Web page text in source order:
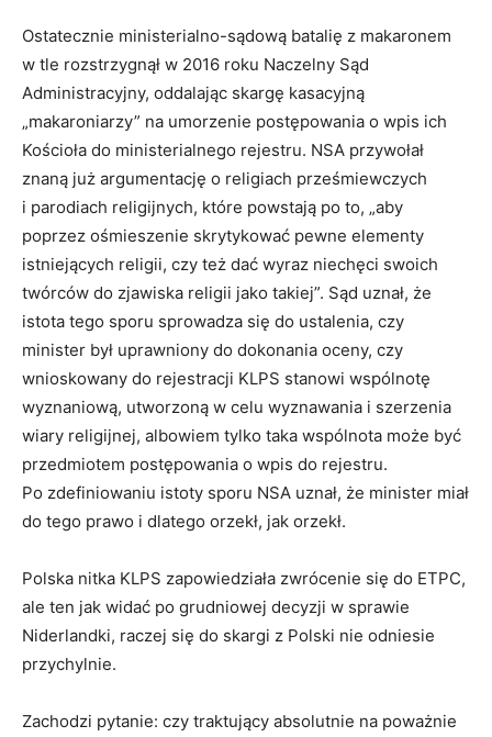
Ostatecznie ministerialno-sądową batalię z makaronem
w tle rozstrzygnął w 2016 roku Naczelny Sąd
Administracyjny, oddalając skargę kasacyjną
„makaroniarzy” na umorzenie postępowania o wpis ich
Kościoła do ministerialnego rejestru. NSA przywołał
znaną już argumentację o religiach prześmiewczych
i parodiach religijnych, które powstają po to, „aby
poprzez ośmieszenie skrytykować pewne elementy
istniejących religii, czy też dać wyraz niechęci swoich
twórców do zjawiska religii jako takiej”. Sąd uznał, że
istota tego sporu sprowadza się do ustalenia, czy
minister był uprawniony do dokonania oceny, czy
wnioskowany do rejestracji KLPS stanowi wspólnotę
wyznaniową, utworzoną w celu wyznawania i szerzenia
wiary religijnej, albowiem tylko taka wspólnota może być
przedmiotem postępowania o wpis do rejestru.
Po zdefiniowaniu istoty sporu NSA uznał, że minister miał
do tego prawo i dlatego orzekł, jak orzekł.
Polska nitka KLPS zapowiedziała zwrócenie się do ETPC,
ale ten jak widać po grudniowej decyzji w sprawie
Niderlandki, raczej się do skargi z Polski nie odniesie
przychylnie.
Zachodzi pytanie: czy traktujący absolutnie na poważnie